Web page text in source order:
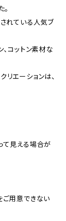
れている人気ブ
、コットン素材な
エーションは、
て見える場合が
ご用意できない